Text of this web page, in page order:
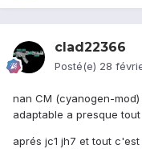
clad22366
Posté(e) 28
nan CM (cyanogen-
adaptable a presque
aprés jc1 jh7 et tout